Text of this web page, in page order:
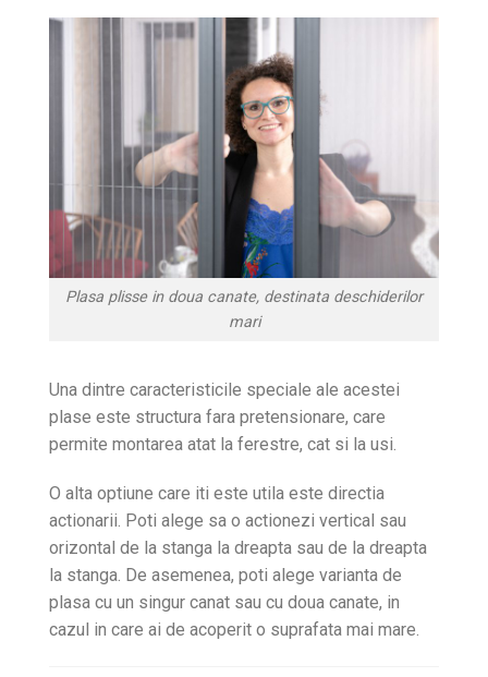
Plasa plisse in doua canate, destinata deschiderilor
mari
Una dintre caracteristicile speciale ale acestei
plase este structura fara pretensionare, care
permite montarea atat la ferestre, cat si la usi.
O alta optiune care iti este utila este directia
actionarii. Poti alege sa o actionezi vertical sau
orizontal de la stanga la dreapta sau de la dreapta
la stanga. De asemenea, poti alege varianta de
plasa cu un singur canat sau cu doua canate, in
cazul in care ai de acoperit o suprafata mai mare.